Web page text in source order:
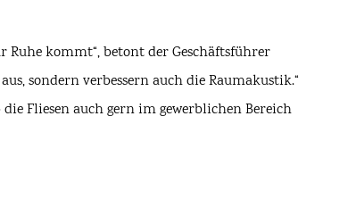
Ruhe kommt“, betont der Geschäftsführer
sondern verbessern auch die Raumakustik.“
Fliesen auch gern im gewerblichen Bereich